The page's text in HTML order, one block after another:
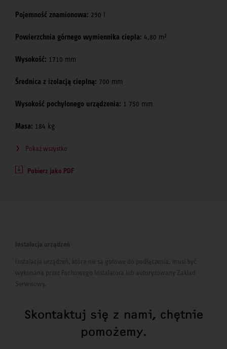
Pojemność znamionowa: 290 l
Powierzchnia górnego wymiennika ciepła: 4,80 m²
Wysokość: 1710 mm
Średnica z izolacją cieplną: 700 mm
Wysokość pochylonego urządzenia: 1 750 mm
Masa: 184 kg
Pokaż wszystko
Pobierz jako PDF
Instalacja urządzeń
Instalacja urządzeń, które nie są gotowe do podłączenia, musi być
wykonana przez Fachowego Instalatora lub autoryzowany Zakład
Serwisowy.
Skontaktuj się z nami, chętnie
pomożemy.